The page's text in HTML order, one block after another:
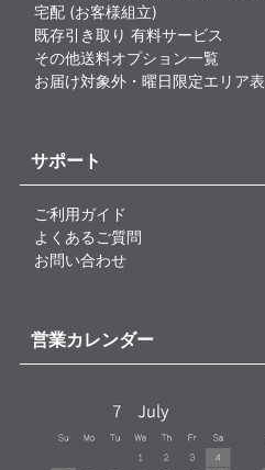
宅配 (お客様組立)
既存引き取り 有料サービス
その他送料オプション一覧
お届け対象外・曜日限定エリア表
サポート
ご利用ガイド
よくあるご質問
お問い合わせ
営業カレンダー